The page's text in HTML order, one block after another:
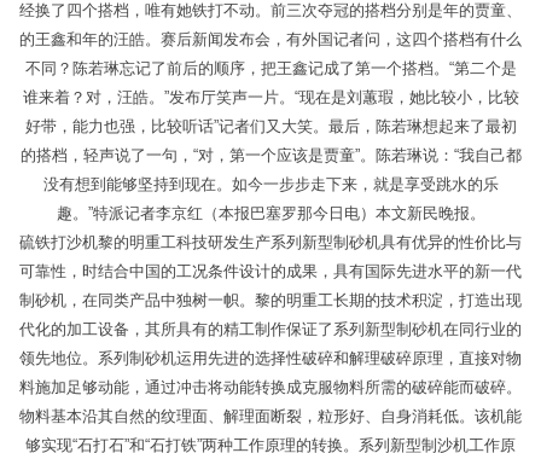
经换了四个搭档，唯有她铁打不动。前三次夺冠的搭档分别是年的贾童、
的王鑫和年的汪皓。赛后新闻发布会，有外国记者问，这四个搭档有什么
不同？陈若琳忘记了前后的顺序，把王鑫记成了第一个搭档。“第二个是
谁来着？对，汪皓。”发布厅笑声一片。“现在是刘蕙瑕，她比较小，比较
好带，能力也强，比较听话”记者们又大笑。最后，陈若琳想起来了最初
的搭档，轻声说了一句，“对，第一个应该是贾童”。陈若琳说：“我自己都
没有想到能够坚持到现在。如今一步步走下来，就是享受跳水的乐
趣。”特派记者李京红（本报巴塞罗那今日电）本文新民晚报。
硫铁打沙机黎的明重工科技研发生产系列新型制砂机具有优异的性价比与
可靠性，时结合中国的工况条件设计的成果，具有国际先进水平的新一代
制砂机，在同类产品中独树一帜。黎的明重工长期的技术积淀，打造出现
代化的加工设备，其所具有的精工制作保证了系列新型制砂机在同行业的
领先地位。系列制砂机运用先进的选择性破碎和解理破碎原理，直接对物
料施加足够动能，通过冲击将动能转换成克服物料所需的破碎能而破碎。
物料基本沿其自然的纹理面、解理面断裂，粒形好、自身消耗低。该机能
够实现“石打石”和“石打铁”两种工作原理的转换。系列新型制沙机工作原